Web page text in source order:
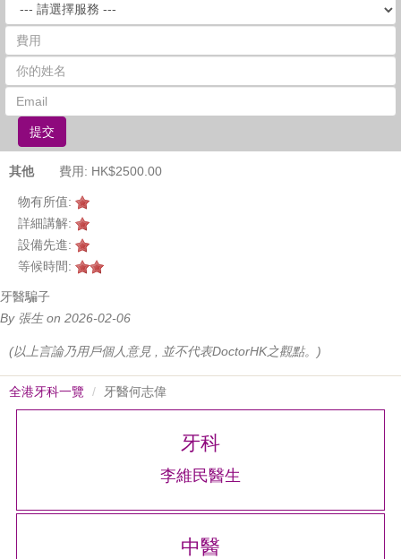
提交
其他費用: HK$2500.00
物有所值:
詳細講解:
設備先進:
等候時間:
牙醫騙子
By 張生 on 2026-02-06
(以上言論乃用戶個人意見 , 並不代表DoctorHK之觀點。)
全港牙科一覽 牙醫何志偉
牙科
李維民醫生
中醫